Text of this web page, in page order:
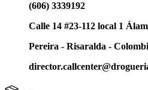
(606) 3339192
Calle 14 #23-112 local 1
Pereira - Risaralda -